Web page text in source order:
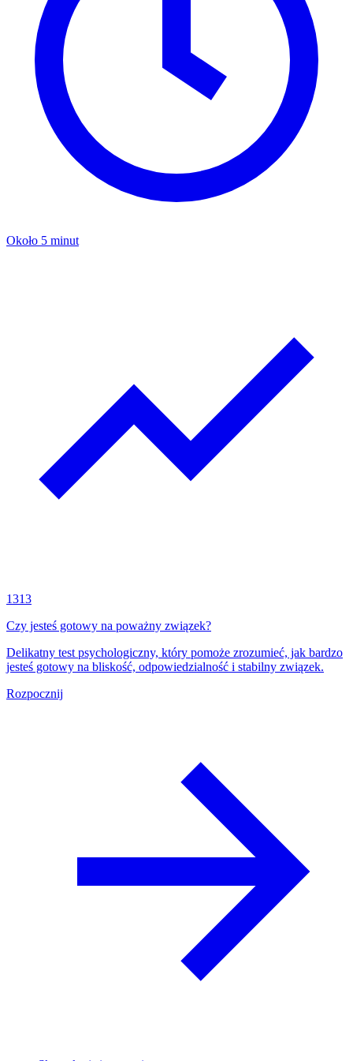
Około 5 minut
1313
Czy jesteś gotowy na poważny związek?
Delikatny test psychologiczny, który pomoże zrozumieć, jak bardzo
jesteś gotowy na bliskość, odpowiedzialność i stabilny związek.
Rozpocznij